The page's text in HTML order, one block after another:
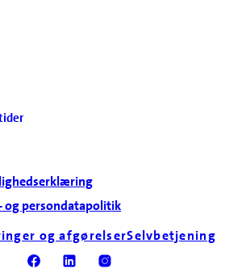
og persondatapolitik
og afgørelserSelvbetjening